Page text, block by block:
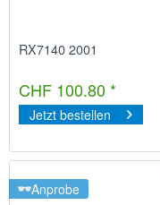
RX7140 2001
CHF 100.80 *
Jetzt bestellen
Anprobe